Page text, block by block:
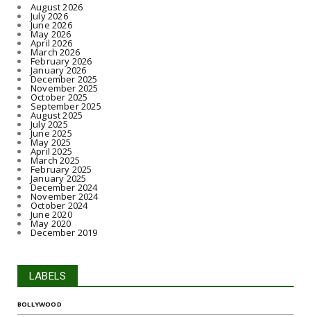
August 2026
July 2026
June 2026
May 2026
April 2026
March 2026
February 2026
January 2026
December 2025
November 2025
October 2025
September 2025
August 2025
July 2025
June 2025
May 2025
April 2025
March 2025
February 2025
January 2025
December 2024
November 2024
October 2024
June 2020
May 2020
December 2019
LABELS
BOLLYWOOD